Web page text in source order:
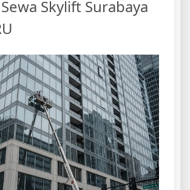
Sewa Skylift Surabaya